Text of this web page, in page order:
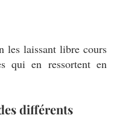
les laissant libre cours
qui en ressortent en
différents